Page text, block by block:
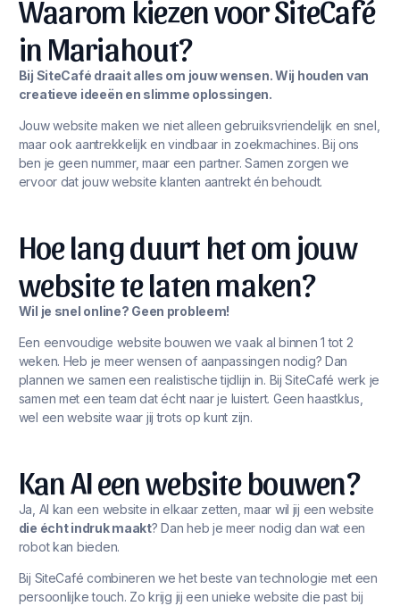
Waarom kiezen voor SiteCafé
in Mariahout?
Bij SiteCafé draait alles om jouw wensen. Wij houden van
creatieve ideeën en slimme oplossingen.
Jouw website maken we niet alleen gebruiksvriendelijk en snel,
maar ook aantrekkelijk en vindbaar in zoekmachines. Bij ons
ben je geen nummer, maar een partner. Samen zorgen we
ervoor dat jouw website klanten aantrekt én behoudt.
Hoe lang duurt het om jouw
website te laten maken?
Wil je snel online? Geen probleem!
Een eenvoudige website bouwen we vaak al binnen 1 tot 2
weken. Heb je meer wensen of aanpassingen nodig? Dan
plannen we samen een realistische tijdlijn in. Bij SiteCafé werk je
samen met een team dat écht naar je luistert. Geen haastklus,
wel een website waar jij trots op kunt zijn.
Kan AI een website bouwen?
Ja, AI kan een website in elkaar zetten, maar wil jij een website
die écht indruk maakt? Dan heb je meer nodig dan wat een
robot kan bieden.
Bij SiteCafé combineren we het beste van technologie met een
persoonlijke touch. Zo krijg jij een unieke website die past bij